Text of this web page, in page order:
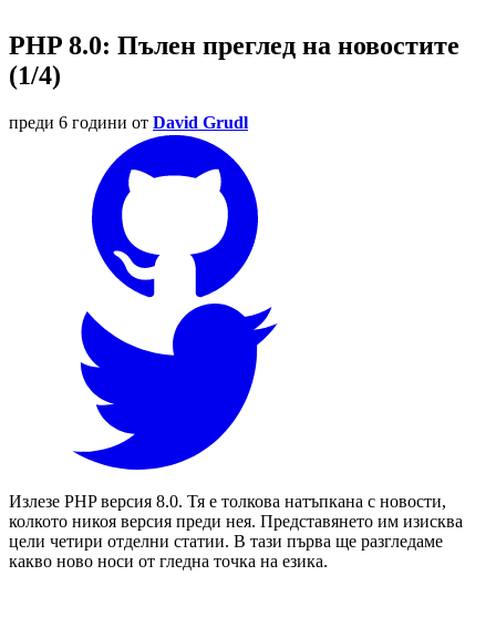
PHP 8.0: Пълен преглед на новостите
(1/4)
преди 6 години от David Grudl
Излезе PHP версия 8.0. Тя е толкова натъпкана с новости,
колкото никоя версия преди нея. Представянето им изисква
цели четири отделни статии. В тази първа ще разгледаме
какво ново носи от гледна точка на езика.